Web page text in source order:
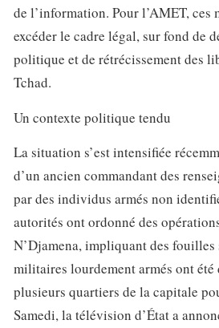
de l’information. Pour l’AMET, ces
excéder le cadre légal, sur fond de
politique et de rétrécissement des
Tchad.
Un contexte politique tendu
La situation s’est intensifiée
d’un ancien commandant des
par des individus armés non
autorités ont ordonné des
N’Djamena, impliquant des fouilles
militaires lourdement armés ont été
plusieurs quartiers de la capitale
Samedi, la télévision d’État a